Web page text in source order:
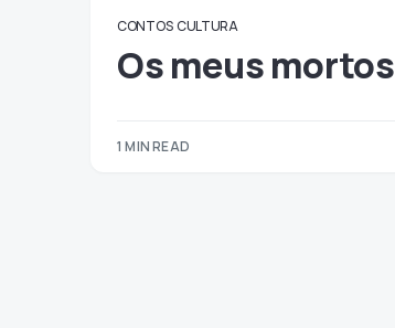
CONTOS CULTURA
Os meus mortos
1 MIN READ